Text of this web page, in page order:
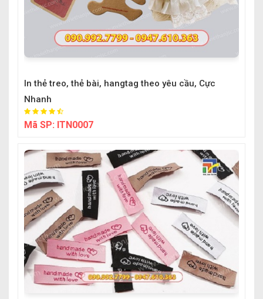
In thẻ treo, thẻ bài, hangtag theo yêu cầu, Cực
Nhanh
Mã SP: ITN0007